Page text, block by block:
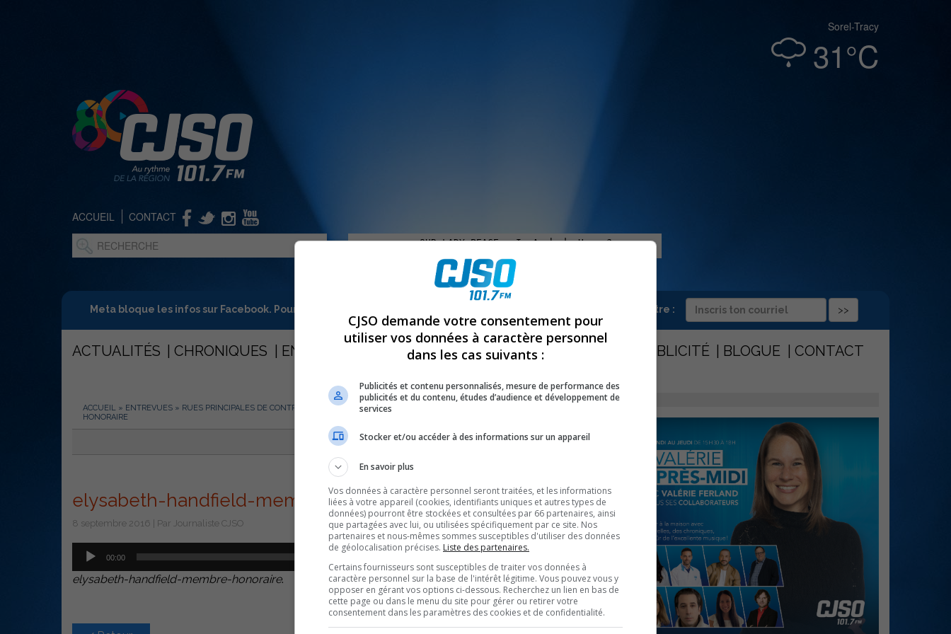
Sorel-Tracy
31°C
ACCUEIL CONTACT
Meta bloque les infos sur Facebook. Pour ne rien manquer à Sorel-Tracy et la région, abonne-toi à notre infolettre :
ACTUALITÉS CHRONIQUES ENTREVUES OPINION ÉMISSIONS CONCOURS PUBLICITÉ BLOGUE CONTACT
ACCUEIL » ENTREVUES » RUES PRINCIPALES DE CONTRECOEUR REÇOIT PIERRE LAVOIE
HONORAIRE
PARTAGEZ
elysabeth-handfield-membre-honoraire
8 septembre 2016 | Par Journaliste CJSO
Lecteur
audio
00:00
les
flèches
haut/bas
pour
elysabeth-handfield-membre-honoraire.
CJSO demande votre consentement pour
utiliser vos données à caractère personnel
dans les cas suivants :
Publicités et contenu personnalisés, mesure de performance des
publicités et du contenu, études d’audience et développement de
services
Stocker et/ou accéder à des informations sur un appareil
En savoir plus
Vos données à caractère personnel seront traitées, et les informations
liées à votre appareil (cookies, identifiants uniques et autres types de
données) pourront être stockées et consultées par 66 partenaires, ainsi
que partagées avec lui, ou utilisées spécifiquement par ce site. Nos
partenaires et nous-mêmes sommes susceptibles d'utiliser des données
de géolocalisation précises. Liste des partenaires.
Certains fournisseurs sont susceptibles de traiter vos données à
caractère personnel sur la base de l'intérêt légitime. Vous pouvez vous y
opposer en gérant vos options ci-dessous. Recherchez un lien en bas de
cette page ou dans le menu du site pour gérer ou retirer votre
consentement dans les paramètres des cookies et de confidentialité.